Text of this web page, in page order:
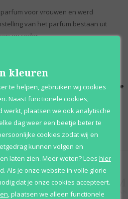
voor vrouwen en werd
van het parfum bestaan uit
en ceder.
Al 12 jaar
voordelig
100% originele
parfums
kleuren
te helpen, gebruiken wij cookies
Naast functionele cookies,
werkt, plaatsen we ook analytische
dag weer een beetje beter te
cookies zodat wij en
kunnen volgen en
laten zien. Meer weten?Lees hier
Als je onze website in volle glorie
dat je onze cookies accepteert.
plaatsen we alleen functionele